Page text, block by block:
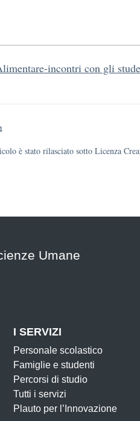
incontri con gli
è stato rilasciato sotto Licenza
Umane
I SERVIZI
Personale scolastico
Famiglie e studenti
Percorsi di studio
Tutti i servizi
Plauto per l’Innovazione